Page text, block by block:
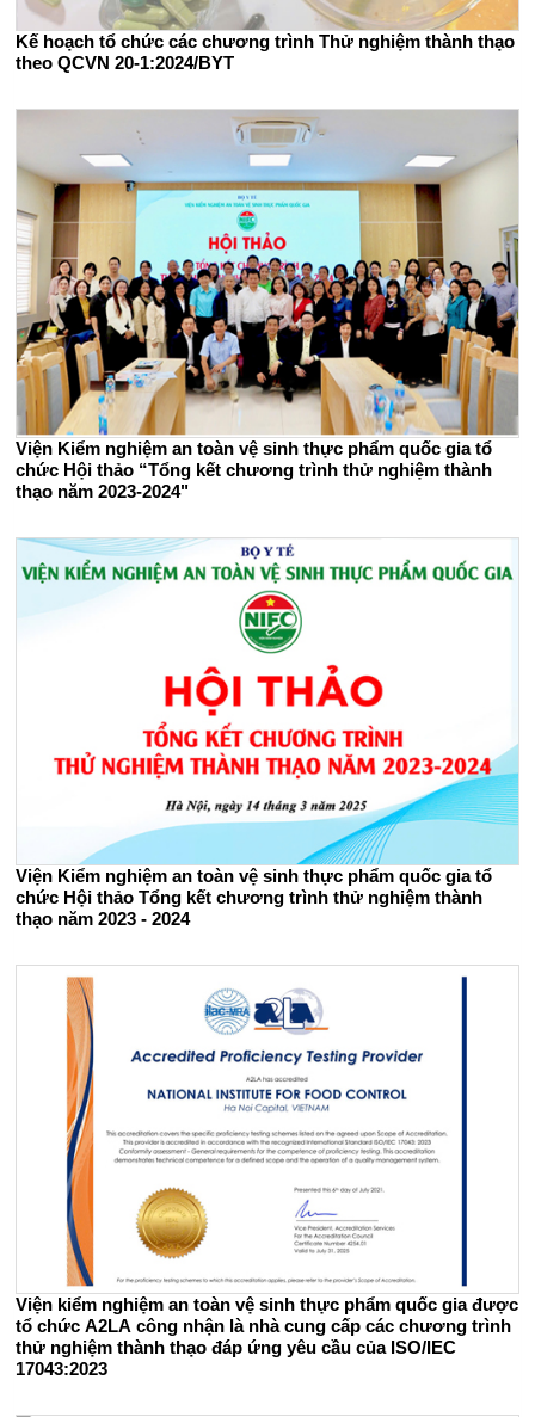
Kế hoạch tổ chức các chương trình Thử nghiệm thành thạo
theo QCVN 20-1:2024/BYT
Viện Kiểm nghiệm an toàn vệ sinh thực phẩm quốc gia tổ
chức Hội thảo “Tổng kết chương trình thử nghiệm thành
thạo năm 2023-2024"
Viện Kiểm nghiệm an toàn vệ sinh thực phẩm quốc gia tổ
chức Hội thảo Tổng kết chương trình thử nghiệm thành
thạo năm 2023 - 2024
Viện kiểm nghiệm an toàn vệ sinh thực phẩm quốc gia được
tổ chức A2LA công nhận là nhà cung cấp các chương trình
thử nghiệm thành thạo đáp ứng yêu cầu của ISO/IEC
17043:2023